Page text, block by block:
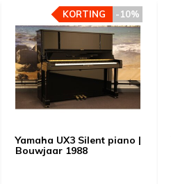
Yamaha UX3 Silent piano |
Bouwjaar 1988
-10%
KORTING -10%
KORTING